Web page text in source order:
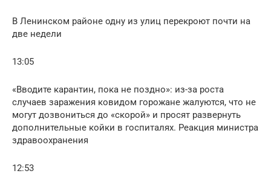
В Ленинском районе одну из улиц перекроют почти на
две недели
13:05
«Вводите карантин, пока не поздно»: из-за роста
случаев заражения ковидом горожане жалуются, что не
могут дозвониться до «скорой» и просят развернуть
дополнительные койки в госпиталях. Реакция министра
здравоохранения
12:53